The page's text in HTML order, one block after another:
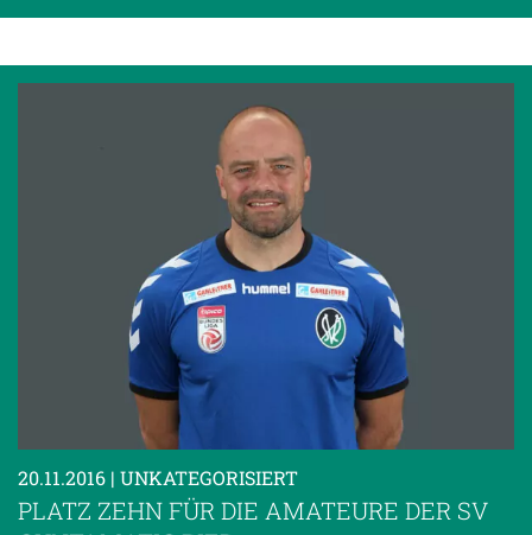
20.11.2016 | UNKATEGORISIERT
PLATZ ZEHN FÜR DIE AMATEURE DER SV